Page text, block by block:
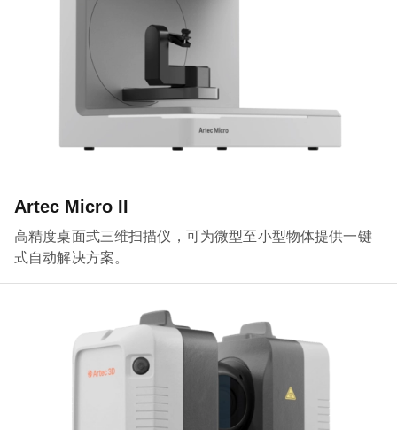
Artec Micro II
高精度桌面式三维扫描仪，可为微型至小型物体提供一键
式自动解决方案。